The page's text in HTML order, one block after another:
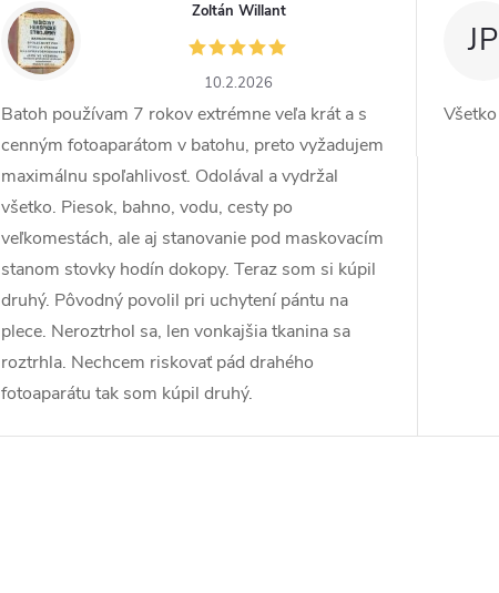
ZW
Zoltán Willant
10.2.2026
Batoh používam 7 rokov extrémne veľa krát a s
cenným fotoaparátom v batohu, preto vyžadujem
maximálnu spoľahlivosť. Odolával a vydržal
všetko. Piesok, bahno, vodu, cesty po
veľkomestách, ale aj stanovanie pod maskovacím
stanom stovky hodín dokopy. Teraz som si kúpil
druhý. Pôvodný povolil pri uchytení pántu na
plece. Neroztrhol sa, len vonkajšia tkanina sa
roztrhla. Nechcem riskovať pád drahého
fotoaparátu tak som kúpil druhý.
JP